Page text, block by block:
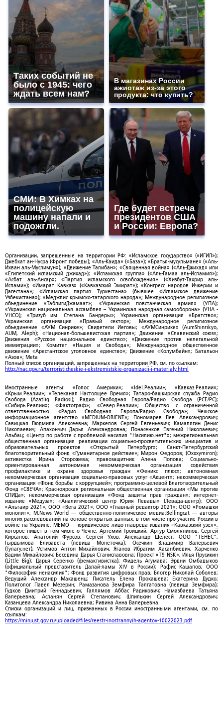
Таких событий не
было с 1945: чего
ждать всем нам?
В магазинах России
ажиотаж из-за этого
продукта: что купить?
СМИ: В Химках на
полицейскую
машину напали и
подожгли.
Где будет встреча
президентов США
и России: Европа?
Организации, запрещенные на территории РФ: «Исламское государство» («ИГИЛ»);
Джебхат ан-Нусра (Фронт победы); «Аль-Каида» («База»); «Братья-мусульмане» («Аль-
Ихван аль-Муслимун»); «Движение Талибан»; «Священная война» («Аль-Джихад» или
«Египетский исламский джихад»); «Исламская группа» («Аль-Гамаа аль-Исламия»);
«Асбат аль-Ансар»; «Партия исламского освобождения» («Хизбут-Тахрир аль-
Ислами»); «Имарат Кавказ» («Кавказский Эмират»); «Конгресс народов Ичкерии и
Дагестана»; «Исламская партия Туркестана» (бывшее «Исламское движение
Узбекистана»); «Меджлис крымско-татарского народа»; Международное религиозное
объединение «ТаблигиДжамаат»; «Украинская повстанческая армия» (УПА);
«Украинская национальная ассамблея – Украинская народная самооборона» (УНА -
УНСО); «Тризуб им. Степана Бандеры»; Украинская организация «Братство»;
Украинская организация «Правый сектор»; Международное религиозное
объединение «АУМ Синрике»; Свидетели Иеговы; «АУМСинрике» (AumShinrikyo,
AUM, Aleph); «Национал-большевистская партия»; Движение «Славянский союз»;
Движения «Русское национальное единство»; «Движение против нелегальной
иммиграции»; Комитет «Нация и Свобода»; Международное общественное
движение «Арестантское уголовное единство»; Движение «Колумбайн»; Батальон
«Азов»; Meta
Полный список организаций, запрещенных на территории РФ, см. по ссылкам:
http://nac.gov.ru/terroristicheskie-i-ekstremistskie-organizacii-i-materialy.html
Иностранные агенты: «Голос Америки»; «Idel.Реалии»; «Кавказ.Реалии»;
«Крым.Реалии»; «Телеканал Настоящее Время»; Татаро-башкирская служба Радио
Свобода (Azatliq Radiosi); Радио Свободная Европа/Радио Свобода (PCE/PC);
«Сибирь.Реалии»; «Фактограф»; «Север.Реалии»; Общество с ограниченной
ответственностью «Радио Свободная Европа/Радио Свобода»; Чешское
информационное агентство «MEDIUM-ORIENT»; Пономарев Лев Александрович;
Савицкая Людмила Алексеевна; Маркелов Сергей Евгеньевич; Камалягин Денис
Николаевич; Апахончич Дарья Александровна; Понасенков Евгений Николаевич;
Альбац; «Центр по работе с проблемой насилия "Насилию.нет"»; межрегиональная
общественная организация реализации социально-просветительских инициатив и
образовательных проектов «Открытый Петербург»; Санкт-Петербургский
благотворительный фонд «Гуманитарное действие»; Мирон Федоров; (Oxxxymiron);
активистка Ирина Сторожева; правозащитник Алена Попова; Социально-
ориентированная автономная некоммерческая организация содействия
профилактике и охране здоровья граждан «Феникс плюс»; автономная
некоммерческая организация социально-правовых услуг «Акцент»; некоммерческая
организация «Фонд борьбы с коррупцией»; программно-целевой Благотворительный
Фонд «СВЕЧА»; Красноярская региональная общественная организация «Мы против
СПИДа»; некоммерческая организация «Фонд защиты прав граждан»; интернет-
издание «Медуза»; «Аналитический центр Юрия Левады» (Левада-центр); ООО
«Альтаир 2021»; ООО «Вега 2021»; ООО «Главный редактор 2021»; ООО «Ромашки
монолит»; M.News World — общественно-политическое медиа;Bellingcat — авторы
многих расследований на основе открытых данных, в том числе про участие России в
войне на Украине; МЕМО — юридическое лицо главреда издания «Кавказский узел»,
которое пишет в том числе о Чечне; Артемий Троицкий; Артур Смолянинов; Сергей
Кирсанов; Анатолий Фурсов; Сергей Ухов; Александр Шелест; ООО "ТЕНЕС";
Гырдымова Елизавета (певица Монеточка); Осечкин Владимир Валерьевич
(Гулагу.нет); Устимов Антон Михайлович; Яганов Ибрагим Хасанбиевич; Харченко
Вадим Михайлович; Беседина Дарья Станиславовна; Проект «T9 NSK»; Илья Прусикин
(Little Big); Дарья Серенко (фемактивистка); Фидель Агумава; Эрдни Омбадыков
(официальный представитель Далай-ламы XIV в России); Рафис Кашапов; ООО
"Философия ненасилия"; Фонд развития цифровых прав; Блогер Николай Соболев;
Ведущий Александр Макашенц; Писатель Елена Прокашева; Екатерина Дудко;
Политолог Павел Мезерин; Рамазанова Земфира Талгатовна (певица Земфира);
Гудков Дмитрий Геннадьевич; Галлямов Аббас Радикович; Намазбаева Татьяна
Валерьевна; Асланян Сергей Степанович; Шпилькин Сергей Александрович;
Казанцева Александра Николаевна; Ривина Анна Валерьевна
Списки организаций и лиц, признанных в России иностранными агентами, см. по
ссылкам:
https://minjust.gov.ru/uploaded/files/reestr-inostrannyih-agentov-10022023.pdf